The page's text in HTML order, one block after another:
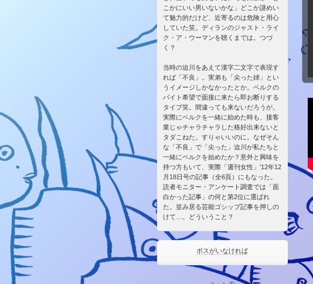
こかにいい男いないかな」どこか謎めい
て魅力的だけど、近寄るのは危険と用心
していた笑。ディランのジャスト・ライ
ク・ア・ウーマンを聴くまでは。つづ
く？
当時の迫川をあえて漢字二文字で表現す
れば「不良」。実弟も「尖った姉」とい
うイメージしかなかったとか。ベルクの
バイト希望で面接に来たら即お断りする
タイプ笑。間違っても来ないだろうが。
実際にベルクを一緒に始めた時も、接客
業じゃチャラチャラした格好出来ないと
タダこねた。すりゃいいのに。なぜそん
な「不良」で「尖った」迫川が私たちと
一緒にベルクを始めたか？意外と興味を
持つ方もいて、実際「週刊女性」'12年12
月18日号の記事（全6頁）にもなった。
読者モニター・アンケート調査では「面
白かった記事」の何と第2位に選ばれ
た。並み居る芸能ゴシップ記事を押しの
けて…。どういうこと？
ボスがいなければ